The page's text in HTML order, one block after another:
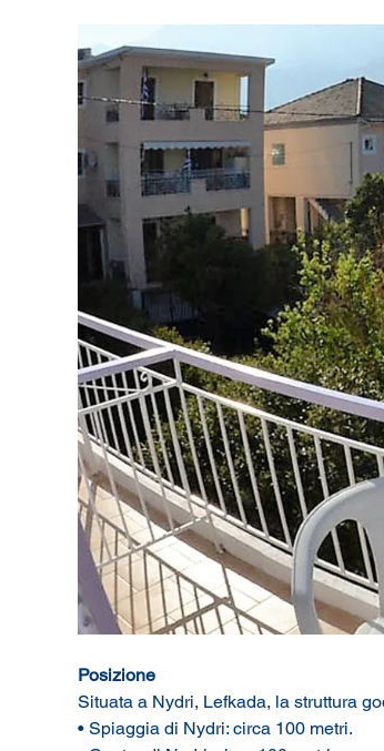
Posizione
Situata a Nydri, Lefkada, la struttura
• Spiaggia di Nydri: circa 100 metri.